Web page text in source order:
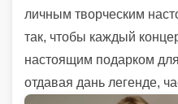
личным творческим
так, чтобы каждый
настоящим подарком
отдавая дань легенде,